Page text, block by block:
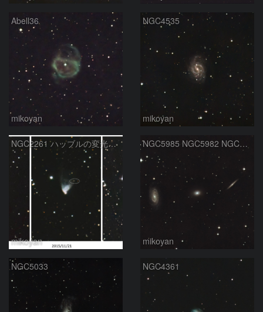
Abell36
mikoyan
NGC4535
mikoyan
NGC2261 ハッブルの変光星雲18年の変化
mikoyan
NGC5985 NGC5982 NGC5981
mikoyan
NGC5033 NGC4361